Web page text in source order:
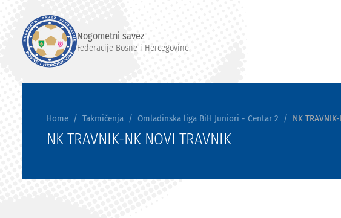
Nogometni savez
Federacije Bosne i Hercegovine
Home Takmičenja Omladinska liga BiH Juniori - Centar 2 NK
NK TRAVNIK-NK NOVI TRAVNIK